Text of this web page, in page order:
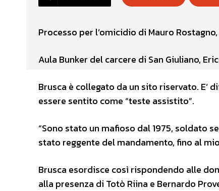
Processo per l’omicidio di Mauro
Aula Bunker del carcere di San Giuliano,
Brusca è collegato da un sito riservato. E’
essere sentito come “teste assistito”.
“Sono stato un mafioso dal 1975, soldato
stato reggente del mandamento, fino al
Brusca esordisce così rispondendo alle
alla presenza di Totò Riina e Bernardo